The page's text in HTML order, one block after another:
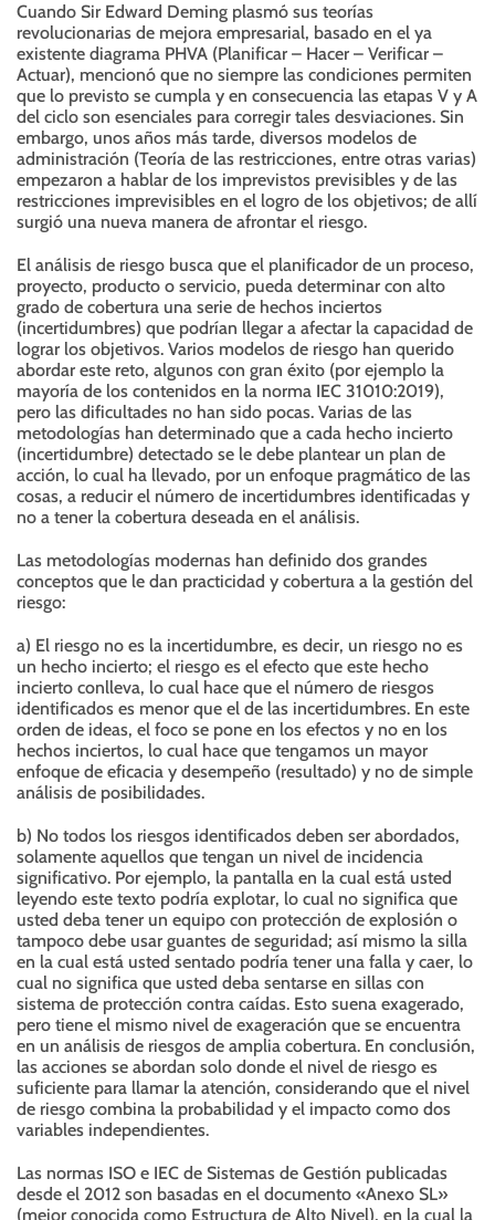
Cuando Sir Edward Deming plasmó sus teorías
revolucionarias de mejora empresarial, basado en el ya
existente diagrama PHVA (Planificar – Hacer – Verificar –
Actuar), mencionó que no siempre las condiciones permiten
que lo previsto se cumpla y en consecuencia las etapas V y A
del ciclo son esenciales para corregir tales desviaciones. Sin
embargo, unos años más tarde, diversos modelos de
administración (Teoría de las restricciones, entre otras varias)
empezaron a hablar de los imprevistos previsibles y de las
restricciones imprevisibles en el logro de los objetivos; de allí
surgió una nueva manera de afrontar el riesgo.
El análisis de riesgo busca que el planificador de un proceso,
proyecto, producto o servicio, pueda determinar con alto
grado de cobertura una serie de hechos inciertos
(incertidumbres) que podrían llegar a afectar la capacidad de
lograr los objetivos. Varios modelos de riesgo han querido
abordar este reto, algunos con gran éxito (por ejemplo la
mayoría de los contenidos en la norma IEC 31010:2019),
pero las dificultades no han sido pocas. Varias de las
metodologías han determinado que a cada hecho incierto
(incertidumbre) detectado se le debe plantear un plan de
acción, lo cual ha llevado, por un enfoque pragmático de las
cosas, a reducir el número de incertidumbres identificadas y
no a tener la cobertura deseada en el análisis.
Las metodologías modernas han definido dos grandes
conceptos que le dan practicidad y cobertura a la gestión del
riesgo:
a) El riesgo no es la incertidumbre, es decir, un riesgo no es
un hecho incierto; el riesgo es el efecto que este hecho
incierto conlleva, lo cual hace que el número de riesgos
identificados es menor que el de las incertidumbres. En este
orden de ideas, el foco se pone en los efectos y no en los
hechos inciertos, lo cual hace que tengamos un mayor
enfoque de eficacia y desempeño (resultado) y no de simple
análisis de posibilidades.
b) No todos los riesgos identificados deben ser abordados,
solamente aquellos que tengan un nivel de incidencia
significativo. Por ejemplo, la pantalla en la cual está usted
leyendo este texto podría explotar, lo cual no significa que
usted deba tener un equipo con protección de explosión o
tampoco debe usar guantes de seguridad; así mismo la silla
en la cual está usted sentado podría tener una falla y caer, lo
cual no significa que usted deba sentarse en sillas con
sistema de protección contra caídas. Esto suena exagerado,
pero tiene el mismo nivel de exageración que se encuentra
en un análisis de riesgos de amplia cobertura. En conclusión,
las acciones se abordan solo donde el nivel de riesgo es
suficiente para llamar la atención, considerando que el nivel
de riesgo combina la probabilidad y el impacto como dos
variables independientes.
Las normas ISO e IEC de Sistemas de Gestión publicadas
desde el 2012 son basadas en el documento «Anexo SL»
(mejor conocida como Estructura de Alto Nivel), en la cual la